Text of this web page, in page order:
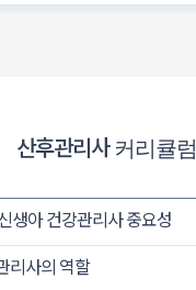
산후관리사 커리큘럼
생아 건강관리사 중요성
리사의 역할